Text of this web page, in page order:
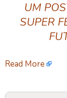
UM
SUPER
Read More